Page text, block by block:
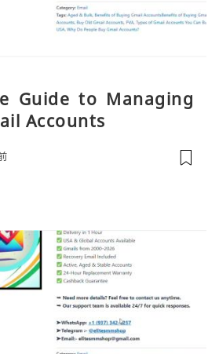
Guide to Managing
Accounts